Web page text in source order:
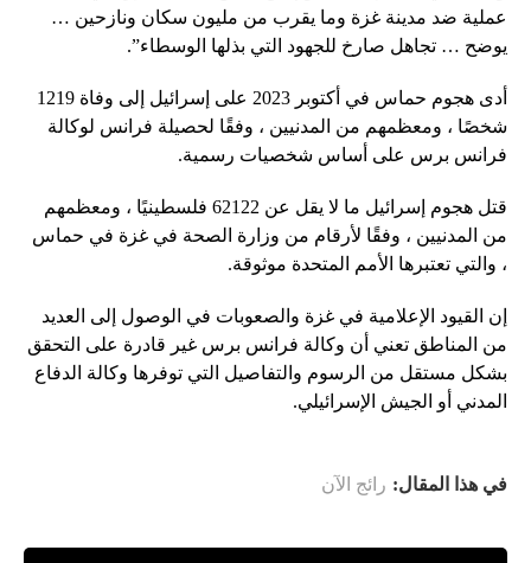
عملية ضد مدينة غزة وما يقرب من مليون سكان ونازحين …
يوضح … تجاهل صارخ للجهود التي بذلها الوسطاء”.
أدى هجوم حماس في أكتوبر 2023 على إسرائيل إلى وفاة 1219
شخصًا ، ومعظمهم من المدنيين ، وفقًا لحصيلة فرانس لوكالة
فرانس برس على أساس شخصيات رسمية.
قتل هجوم إسرائيل ما لا يقل عن 62122 فلسطينيًا ، ومعظمهم
من المدنيين ، وفقًا لأرقام من وزارة الصحة في غزة في حماس
، والتي تعتبرها الأمم المتحدة موثوقة.
إن القيود الإعلامية في غزة والصعوبات في الوصول إلى العديد
من المناطق تعني أن وكالة فرانس برس غير قادرة على التحقق
بشكل مستقل من الرسوم والتفاصيل التي توفرها وكالة الدفاع
المدني أو الجيش الإسرائيلي.
في هذا المقال: رائج الآن